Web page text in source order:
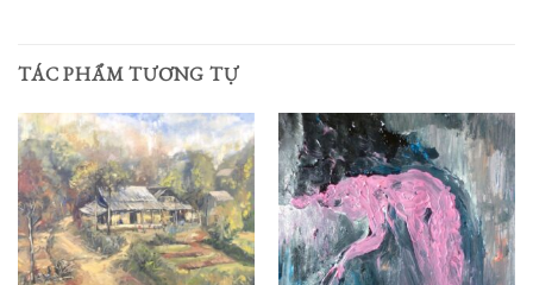
TÁC PHẨM TƯƠNG TỰ